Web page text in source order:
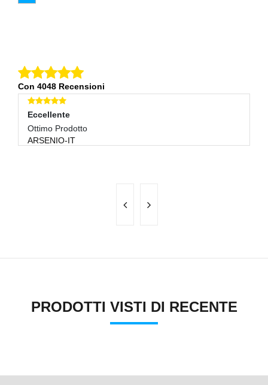
Con 4048 Recensioni
Eccellente
Ottimo Prodotto
ARSENIO-IT
PRODOTTI VISTI DI RECENTE